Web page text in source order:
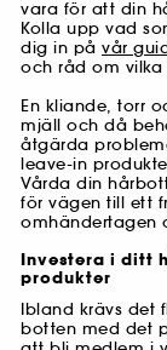
vara för att din
Kolla upp vad
dig in på vår
och råd om vilka
En kliande, torr
mjäll och då
åtgärda
leave-in
Vårda din
för vägen till ett
omhändertagen
Investera i ditt
produkter
Ibland krävs det
botten med det